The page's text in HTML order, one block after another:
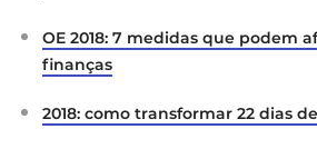
OE 2018: 7 medidas que podem
finanças
2018: como transformar 22 dias